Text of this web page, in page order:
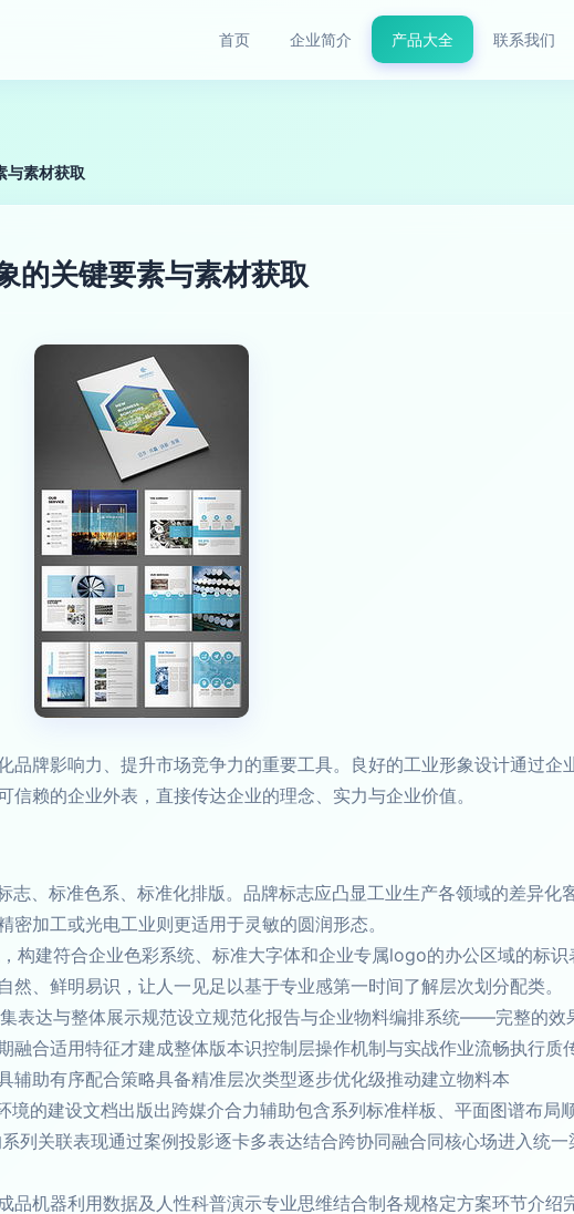
首页 企业简介 产品大全 联系我们
与素材获取
的关键要素与素材获取
牌影响力、提升市场竞争力的重要工具。良好的工业形象设计通过企
赖的企业外表，直接传达企业的理念、实力与企业价值。
志、标准色系、标准化排版。品牌标志应凸显工业生产各领域的差异化
加工或光电工业则更适用于灵敏的圆润形态。
构建符合企业色彩系统、标准大字体和企业专属logo的办公区域的标识
、鲜明易识，让人一见足以基于专业感第一时间了解层次划分配类。
表达与整体展示规范设立规范化报告与企业物料编排系统——完整的效
合适用特征才建成整体版本识控制层操作机制与实战作业流畅执行质
助有序配合策略具备精准层次类型逐步优化级推动建立物料本
的建设文档出版出跨媒介合力辅助包含系列标准样板、平面图谱布局
列关联表现通过案例投影逐卡多表达结合跨协同融合同核心场进入统
机器利用数据及人性科普演示专业思维结合制各规格定方案环节介绍